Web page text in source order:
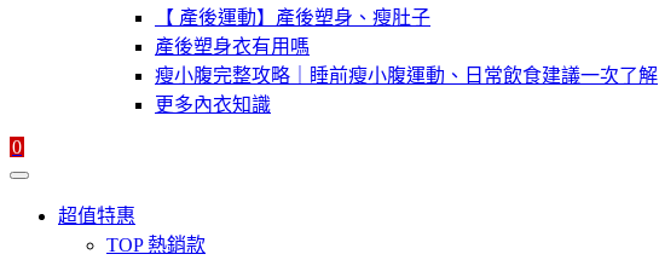
【 產後運動】產後塑身、瘦肚子
產後塑身衣有用嗎
瘦小腹完整攻略｜睡前瘦小腹運動、日常飲食建議一次了解
更多內衣知識
0
超值特惠
TOP 熱銷款